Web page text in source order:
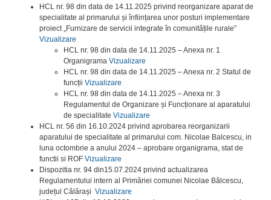
HCL nr. 98 din data de 14.11.2025 privind reorganizare aparat de
specialitate al primarului și înființarea unor posturi implementare
proiect „Furnizare de servicii integrate în comunitățile rurale”
Vizualizare
HCL nr. 98 din data de 14.11.2025 – Anexa nr. 1
Organigrama Vizualizare
HCL nr. 98 din data de 14.11.2025 – Anexa nr. 2 Statul de
funcții Vizualizare
HCL nr. 98 din data de 14.11.2025 – Anexa nr. 3
Regulamentul de Organizare și Funcționare al aparatului
de specialitate Vizualizare
HCL nr. 56 din 16.10.2024 privind aprobarea reorganizarii
aparatului de specialitate al primarului com. Nicolae Balcescu, in
luna octombrie a anului 2024 – aprobare organigrama, stat de
functii si ROF Vizualizare
Dispozitia nr. 94 din15.07.2024 privind actualizarea
Regulamentului intern al Primăriei comunei Nicolae Bălcescu,
județul Călărași Vizualizare